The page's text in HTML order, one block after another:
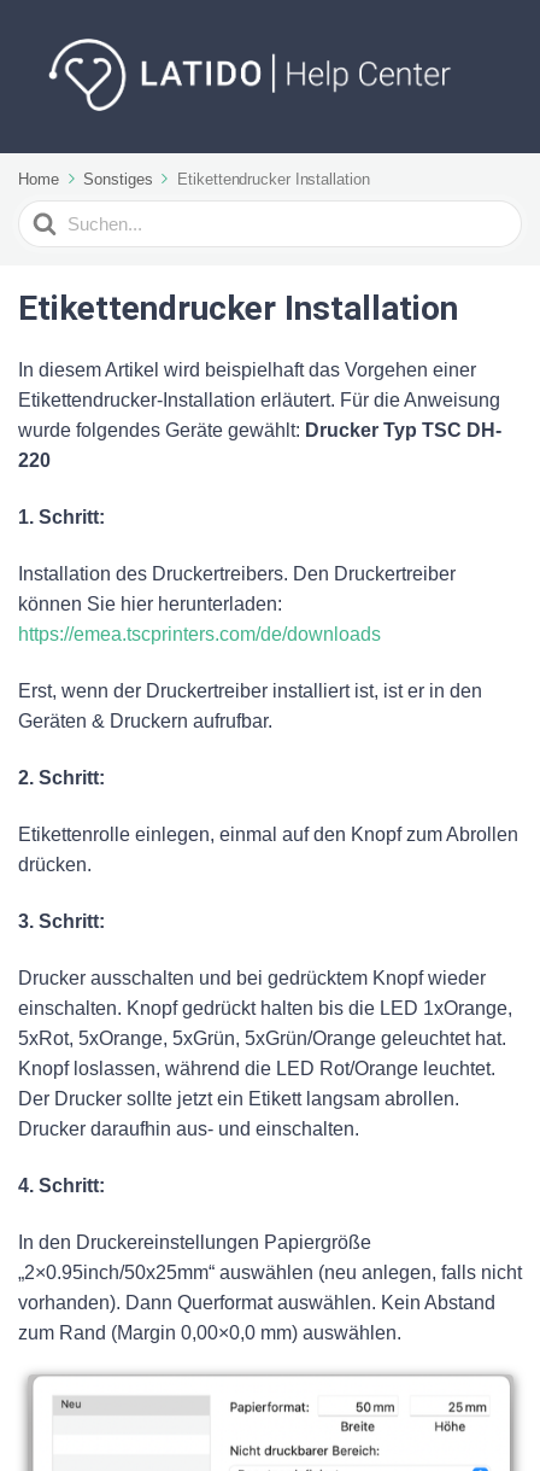
Home Sonstiges Etikettendrucker Installation
Suchen
nach
Etikettendrucker Installation
In diesem Artikel wird beispielhaft das Vorgehen einer
Etikettendrucker-Installation erläutert. Für die Anweisung
wurde folgendes Geräte gewählt: Drucker Typ TSC DH-
220
1. Schritt:
Installation des Druckertreibers. Den Druckertreiber
können Sie hier herunterladen:
https://emea.tscprinters.com/de/downloads
Erst, wenn der Druckertreiber installiert ist, ist er in den
Geräten & Druckern aufrufbar.
2. Schritt:
Etikettenrolle einlegen, einmal auf den Knopf zum Abrollen
drücken.
3. Schritt:
Drucker ausschalten und bei gedrücktem Knopf wieder
einschalten. Knopf gedrückt halten bis die LED 1xOrange,
5xRot, 5xOrange, 5xGrün, 5xGrün/Orange geleuchtet hat.
Knopf loslassen, während die LED Rot/Orange leuchtet.
Der Drucker sollte jetzt ein Etikett langsam abrollen.
Drucker daraufhin aus- und einschalten.
4. Schritt:
In den Druckereinstellungen Papiergröße
„2×0.95inch/50x25mm“ auswählen (neu anlegen, falls nicht
vorhanden). Dann Querformat auswählen. Kein Abstand
zum Rand (Margin 0,00×0,0 mm) auswählen.